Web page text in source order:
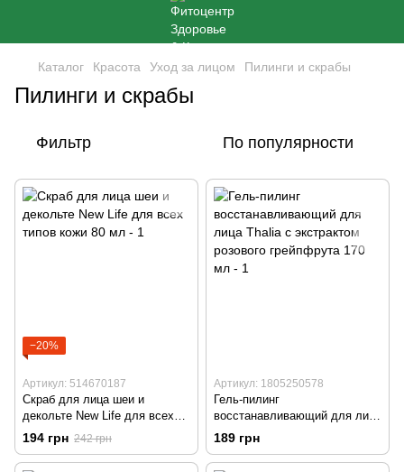
Каталог Красота Уход за лицом Пилинги и скрабы
Пилинги и скрабы
Фильтр По популярности
−20%
Артикул: 514670187
Скраб для лица шеи и
декольте New Life для всех
типов кожи 80 мл
194 грн 242 грн
Артикул: 1805250578
Гель-пилинг
восстанавливающий для лица
Thalia с экстрактом розового
грейпфрута 170 мл
189 грн